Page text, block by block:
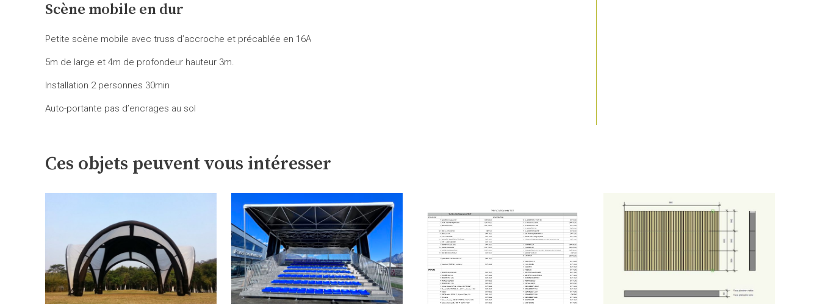
Scène mobile en dur
Petite scène mobile avec truss d’accroche et précablée en 16A
5m de large et 4m de profondeur hauteur 3m.
Installation 2 personnes 30min
Auto-portante pas d’encrages au sol
Ces objets peuvent vous intéresser